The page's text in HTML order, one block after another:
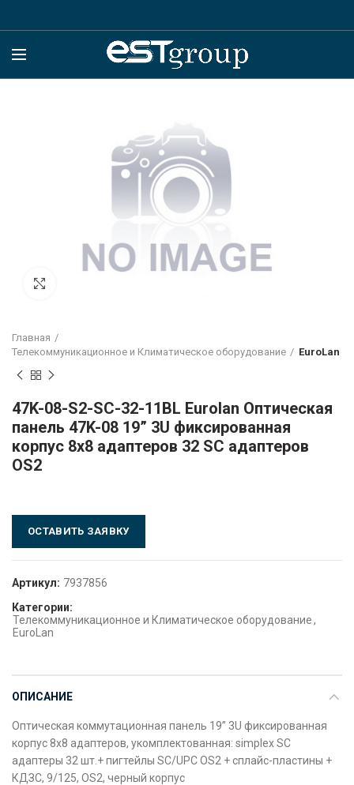
Главная
Телекоммуникационное и Климатическое оборудование
EuroLan
47K-08-S2-SC-32-11BL Eurolan Оптическая
панель 47K-08 19” 3U фиксированная
корпус 8х8 адаптеров 32 SC адаптеров
OS2
ОСТАВИТЬ ЗАЯВКУ
Артикул: 7937856
Категории:
Телекоммуникационное и Климатическое оборудование,
EuroLan
ОПИСАНИЕ
Оптическая коммутационная панель 19” 3U фиксированная
корпус 8х8 адаптеров, укомплектованная: simplex SC
адаптеры 32 шт.+ пигтейлы SC/UPC OS2 + сплайс-пластины +
КДЗС, 9/125, OS2, черный корпус